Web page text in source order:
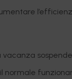
normale